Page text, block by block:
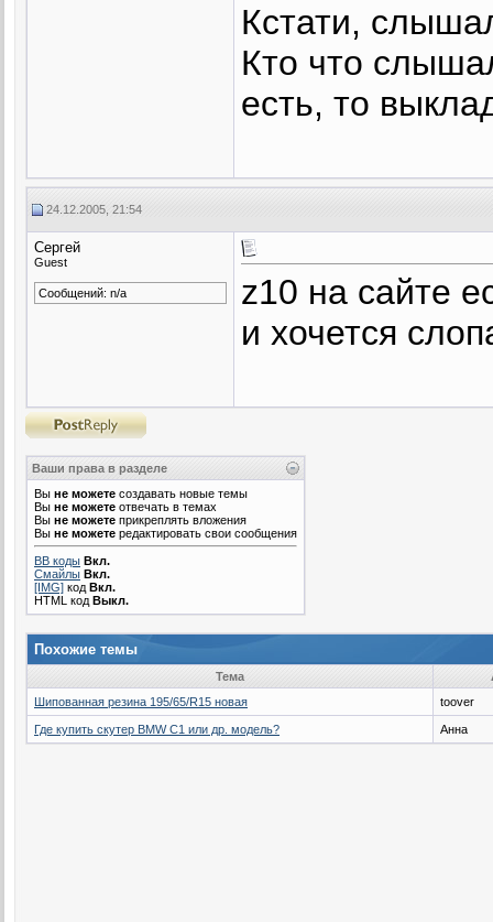
Кстати,
Кто что
есть, то
24.12.2005, 21:54
Сергей
Guest
Сообщений: n/a
z10 на сайте
и хочется
Ваши права в разделе
Вы не можете создавать новые темы
Вы не можете отвечать в темах
Вы не можете прикреплять вложения
Вы не можете редактировать свои сообщения
BB коды Вкл.
Смайлы Вкл.
[IMG] код Вкл.
HTML код Выкл.
Похожие темы
Тема
Шипованная резина 195/65/R15 новая
toover
Где купить скутер BMW C1 или др. модель? Анна